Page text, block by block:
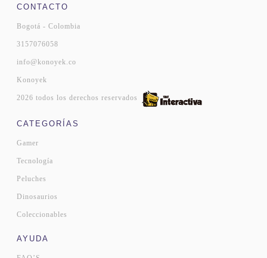
CONTACTO
Bogotá - Colombia
3157076058
info@konoyek.co
Konoyek
2026 todos los derechos reservados
CATEGORÍAS
Gamer
Tecnología
Peluches
Dinosaurios
Coleccionables
AYUDA